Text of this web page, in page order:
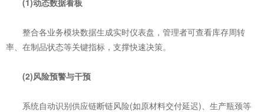
(1)‌动态数据看板‌
整合各业务模块数据生成实时仪表盘，管理者可查看库存周转
率、在制品状态等关键指标，支撑快速决策。
(2)‌风险预警与干预‌
系统自动识别供应链断链风险(如原材料交付延迟)、生产瓶颈等